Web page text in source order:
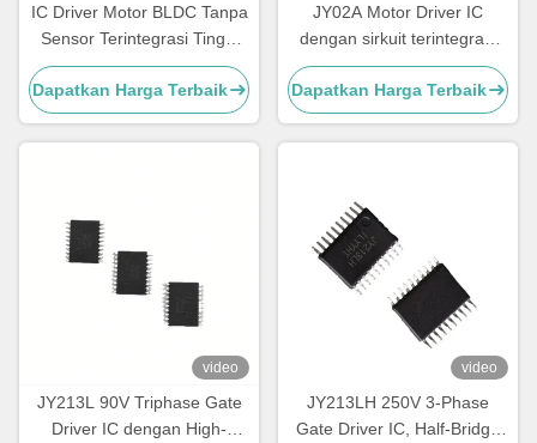
IC Driver Motor BLDC Tanpa
Sensor Terintegrasi Tinggi
JUYI Tech JY03B dengan
Rentang Tegangan Lebar 9-
36V untuk Kontrol Motor
yang Disederhanakan
Dapatkan Harga Terbaik
JY02A Motor Driver IC
dengan sirkuit terintegrasi
untuk mengemudi DC
Brushless Sensorless Motors
Dapatkan Harga Terbaik
video
JY213L 90V Triphase Gate
Driver IC dengan High-
video
JY213LH 250V 3-Phase
Gate Driver IC, Half-Bridge